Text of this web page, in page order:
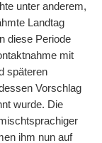
unter anderem,
Landtag
diese Periode
mit
späteren
Vorschlag
wurde. Die
ihm nun auf